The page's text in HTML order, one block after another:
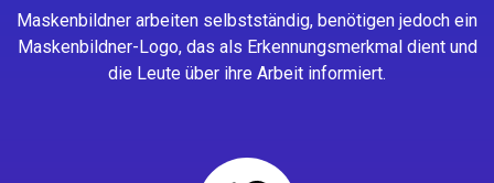
Maskenbildner arbeiten selbstständig, benötigen jedoch ein
Maskenbildner-Logo, das als Erkennungsmerkmal dient und
die Leute über ihre Arbeit informiert.